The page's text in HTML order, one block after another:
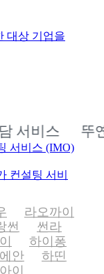
대상 기업을
서비스 (IMO)
컨설팅 서비
스 뚜옌꽝
라오까이
썬
썬라
하이퐁
안
하띤
이